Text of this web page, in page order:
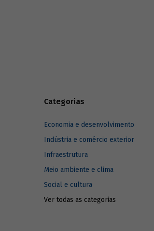
Categorias
Economia e desenvolvimento
Indústria e comércio exterior
Infraestrutura
Meio ambiente e clima
Social e cultura
Ver todas as categorias